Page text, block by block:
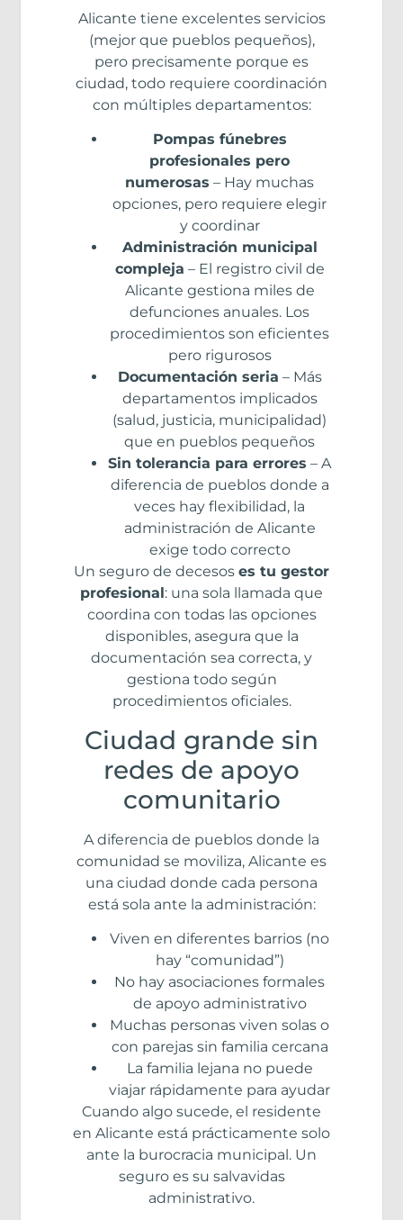
Alicante tiene excelentes servicios
(mejor que pueblos pequeños),
pero precisamente porque es
ciudad, todo requiere coordinación
con múltiples departamentos:
Pompas fúnebres
profesionales pero
numerosas – Hay muchas
opciones, pero requiere elegir
y coordinar
Administración municipal
compleja – El registro civil de
Alicante gestiona miles de
defunciones anuales. Los
procedimientos son eficientes
pero rigurosos
Documentación seria – Más
departamentos implicados
(salud, justicia, municipalidad)
que en pueblos pequeños
Sin tolerancia para errores – A
diferencia de pueblos donde a
veces hay flexibilidad, la
administración de Alicante
exige todo correcto
Un seguro de decesos es tu gestor
profesional: una sola llamada que
coordina con todas las opciones
disponibles, asegura que la
documentación sea correcta, y
gestiona todo según
procedimientos oficiales.
Ciudad grande sin
redes de apoyo
comunitario
A diferencia de pueblos donde la
comunidad se moviliza, Alicante es
una ciudad donde cada persona
está sola ante la administración:
Viven en diferentes barrios (no
hay “comunidad”)
No hay asociaciones formales
de apoyo administrativo
Muchas personas viven solas o
con parejas sin familia cercana
La familia lejana no puede
viajar rápidamente para ayudar
Cuando algo sucede, el residente
en Alicante está prácticamente solo
ante la burocracia municipal. Un
seguro es su salvavidas
administrativo.